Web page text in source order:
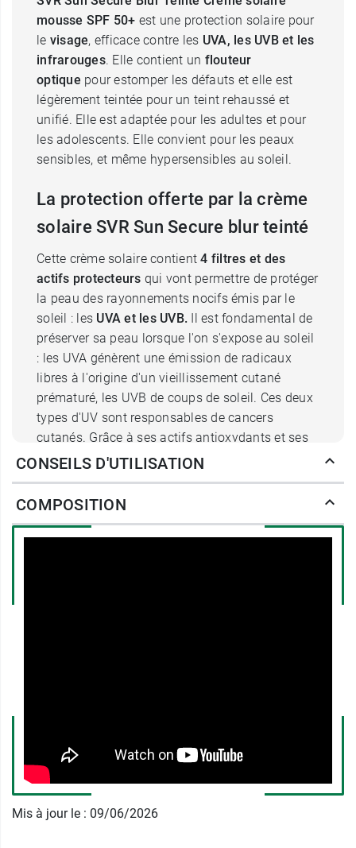
mousse SPF 50+ est une protection solaire pour
le visage, efficace contre les UVA, les UVB et les
infrarouges. Elle contient un flouteur
optique pour estomper les défauts et elle est
légèrement teintée pour un teint rehaussé et
unifié. Elle est adaptée pour les adultes et pour
les adolescents. Elle convient pour les peaux
sensibles, et même hypersensibles au soleil.
La protection offerte par la crème
solaire SVR Sun Secure blur teinté
Cette crème solaire contient4 filtres et des
actifs protecteurs qui vont permettre de protéger
la peau des rayonnements nocifs émis par le
soleil : les UVA et les UVB. Il est fondamental de
préserver sa peau lorsque l'on s'expose au soleil
: les UVA génèrent une émission de radicaux
libres à l'origine d'un vieillissement cutané
prématuré, les UVB de coups de soleil. Ces deux
types d'UV sont responsables de cancers
cutanés. Grâce à ses actifs antioxydants et ses
filtres, cette crème teintée procure à la peau une
la peau des UV, elle est aussi efficace contre
aux peaux à tendance acnéique.
SVR Sun Secure Blur Teinté Crème
mousse SPF 50+ et
CONSEILS D'UTILISATION
COMPOSITION
Mis à jour le : 09/06/2026